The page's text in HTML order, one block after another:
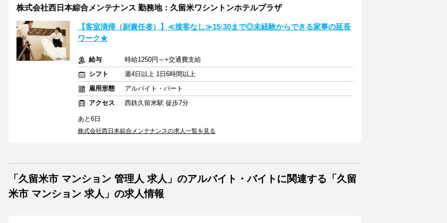
株式会社西日本綜合メンテナンス 勤務地：久留米ワシントンホテルプラザ
【客室清掃（副責任者）】≪接客なし≫15:30まで◎未経験からできる家事の延長
ワーク★
給与
時給1250円～+交通費支給
シフト
週4日以上 1日6時間以上
雇用形態
アルバイト・パート
アクセス
西鉄久留米駅 徒歩7分
あと6日
株式会社西日本綜合メンテナンスの求人一覧を見る
「久留米市 マンション 管理人 求人」のアルバイト・バイトに関連する「久留
米市 マンション 求人」の求人情報